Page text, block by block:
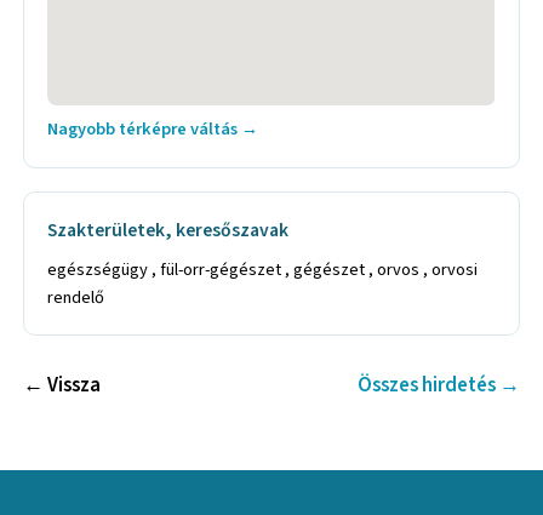
Nagyobb térképre váltás →
Szakterületek, keresőszavak
egészségügy , fül-orr-gégészet , gégészet , orvos , orvosi
rendelő
← Vissza Összes hirdetés →